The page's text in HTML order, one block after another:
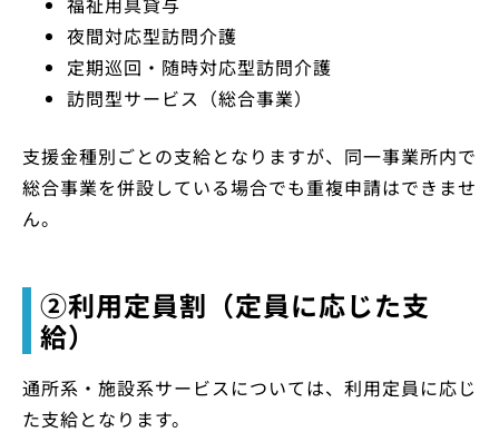
夜間対応型訪問介護
定期巡回・随時対応型訪問介護
訪問型サービス（総合事業）
支援金種別ごとの支給となりますが、同一事業所内で
総合事業を併設している場合でも重複申請はできませ
ん。
②利用定員割（定員に応じた支
給）
通所系・施設系サービスについては、利用定員に応じ
た支給となります。